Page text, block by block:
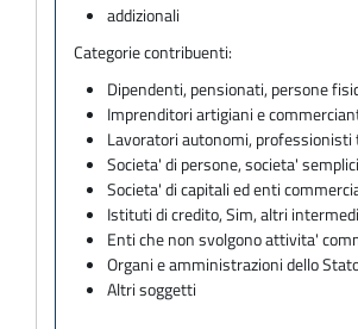
addizionali
Categorie contribuenti:
Dipendenti, pensionati, persone
Imprenditori artigiani e
Lavoratori autonomi,
Societa' di persone, societa'
Societa' di capitali ed enti
Istituti di credito, Sim, altri
Enti che non svolgono attivita'
Organi e amministrazioni dello
Altri soggetti